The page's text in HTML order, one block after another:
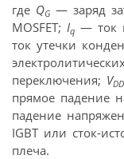
где QG — заряд
MOSFET; Iq — ток
ток утечки
переключения; VDD
прямое падение
падение
IGBT или сток-
плеча.